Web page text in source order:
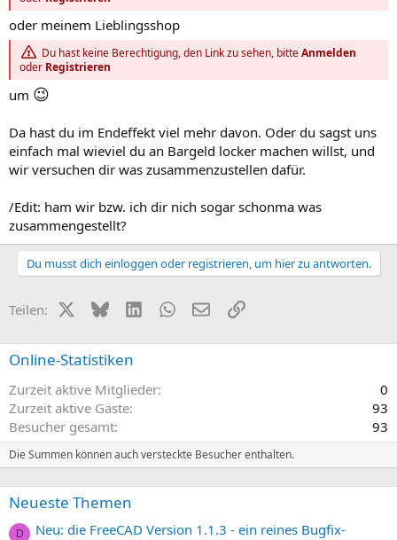
oder meinem Lieblingsshop
Du hast keine Berechtigung, den Link zu sehen, bitteAnmelden
oder Registrieren
um 😉
Da hast du im Endeffekt viel mehr davon. Oder du sagst uns
einfach mal wieviel du an Bargeld locker machen willst, und
wir versuchen dir was zusammenzustellen dafür.
/Edit: ham wir bzw. ich dir nich sogar schonma was
zusammengestellt?
Du musst dich einloggen oder registrieren, um hier zu antworten.
Teilen: X (Twitter)
BlueskyLinkedInWhatsApp
E-MailLink
Online-Statistiken
Zurzeit aktive Mitglieder
0
Zurzeit aktive Gäste
93
Besucher gesamt
93
Die Summen können auch versteckte Besucher enthalten.
Neueste Themen
D
Neu: die FreeCAD Version 1.1.3 - ein reines Bugfix-